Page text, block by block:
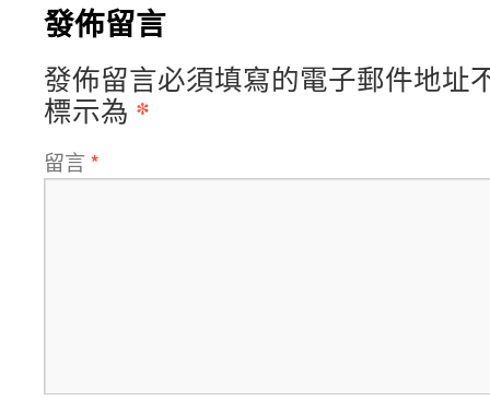
發佈留言
發佈留言必須填寫的電子郵件地址
標示為 *
留言 *